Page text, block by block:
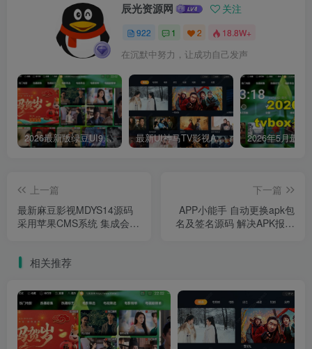
辰光资源网 关注
922 1 2 18.8W+
在沉默中努力，让成功自己发声
2026最新版绿豆UI9双端影视APP源码 最新UI神马TV影视APP源码 乐檬影视苹果CMS后台 包含前后端源码
上一篇
最新麻豆影视MDYS14源码
采用苹果CMS系统 集成会员
下一篇
APP小能手 自动更换apk包
名及签名源码 解决APK报毒
相关推荐